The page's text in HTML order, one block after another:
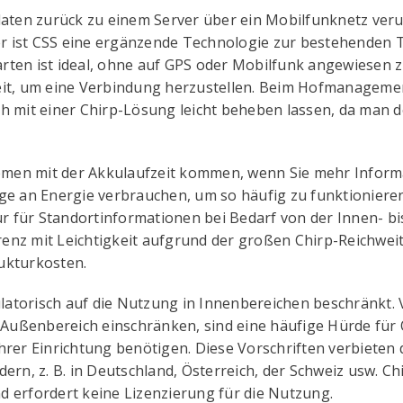
zurück zu einem Server über ein Mobilfunknetz
ist CSS eine ergänzende Technologie zur bestehenden
ist ideal, ohne auf GPS oder Mobilfunk angewiesen
um eine Verbindung herzustellen. Beim
mit einer Chirp-Lösung leicht beheben lassen, da man
mit der Akkulaufzeit kommen, wenn Sie mehr
an Energie verbrauchen, um so häufig zu
für Standortinformationen bei Bedarf von der Innen-
mit Leichtigkeit aufgrund der großen Chirp-
auf die Nutzung in Innenbereichen beschränkt.
einschränken, sind eine häufige Hürde
Einrichtung benötigen. Diese Vorschriften verbieten
z. B. in Deutschland, Österreich, der Schweiz usw.
erfordert keine Lizenzierung für die Nutzung.